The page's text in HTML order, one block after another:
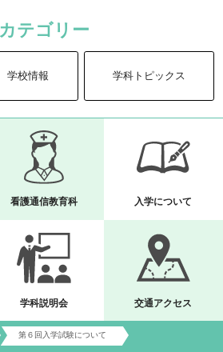
カテゴリー
学校情報 学科トピックス
看護通信教育科 入学について
学科説明会 交通アクセス
第６回入学試験について